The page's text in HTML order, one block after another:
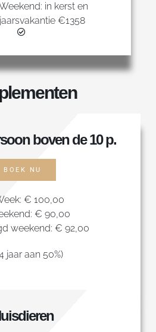
in kerst en
€1358
boven de 10 p.
BOEK NU
€ 100,00
€ 90,00
weekend: € 92,00
jaar aan 50%)